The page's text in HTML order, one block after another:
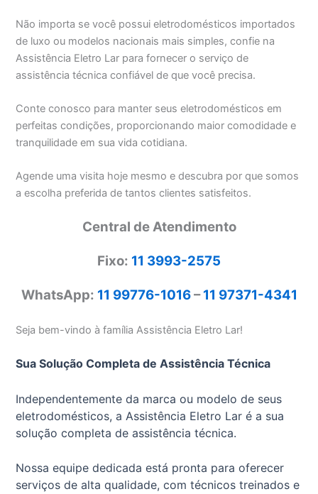
Não importa se você possui eletrodomésticos importados
de luxo ou modelos nacionais mais simples, confie na
Assistência Eletro Lar para fornecer o serviço de
assistência técnica confiável de que você precisa.
Conte conosco para manter seus eletrodomésticos em
perfeitas condições, proporcionando maior comodidade e
tranquilidade em sua vida cotidiana.
Agende uma visita hoje mesmo e descubra por que somos
a escolha preferida de tantos clientes satisfeitos.
Central de Atendimento
Fixo: 11 3993-2575
WhatsApp: 11 99776-1016–11 97371-4341
Seja bem-vindo à família Assistência Eletro Lar!
Sua Solução Completa de Assistência Técnica
Independentemente da marca ou modelo de seus
eletrodomésticos, a Assistência Eletro Lar é a sua
solução completa de assistência técnica.
Nossa equipe dedicada está pronta para oferecer
serviços de alta qualidade, com técnicos treinados e